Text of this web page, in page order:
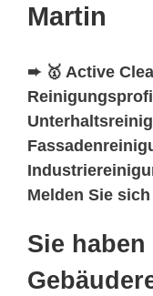
Martin
➨ 🥇 Active
Melden Sie
Sie